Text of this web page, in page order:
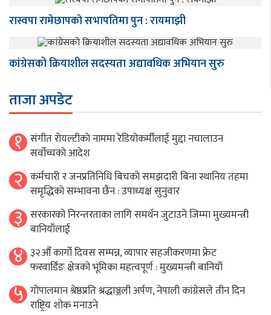
रास्वपा रामेछापकाे सभापतिमा पुन : रायमाझी
कांग्रेसको क्रियाशील सदस्यता अद्यावधिक अभियान सुरु
ताजा अपडेट
१ संगीत राेयल्टीकाे नाममा रेडियोकर्मीलाई मुद्दा नचालाउन
सर्वाेच्चकाे आदेश
२ कर्मचारी र जनप्रतिनिधि बिचकाे समझदारी बिना स्थानिय तहमा
समृद्धिकाे सम्भावना छैन : उपाध्यक्ष सुनुवार
३ सरकारको निरन्तरताका लागि समर्थन जुटाउने जिम्मा मुख्यमन्त्री
बानियाँलाई
४ ३२औँ कार्गो दिवस सम्पन्न, व्यापार सहजीकरणमा फ्रेट
फरवार्डिङ क्षेत्रको भूमिका महत्वपूर्ण : मुख्यमन्त्री बानियाँ
५ गोपालमान श्रेष्ठप्रति श्रद्धाञ्जली अर्पण, नेपाली कांग्रेसले तीन दिन
राष्ट्रिय शोक मनाउने